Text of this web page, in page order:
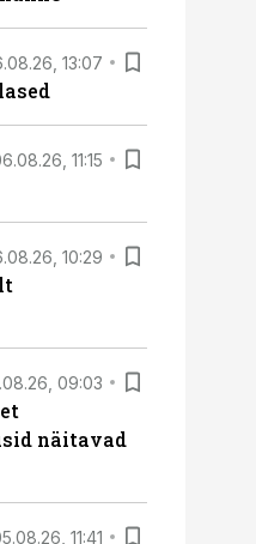
13:07
11:15
10:29
09:03
näitavad
11:41